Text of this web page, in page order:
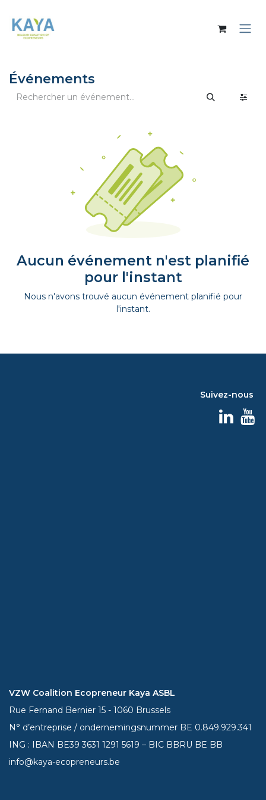
Événements
Aucun événement n'est planifié
pour l'instant
Nous n'avons trouvé aucun événement planifié pour
l'instant.
Suivez-nous
VZW Coalition Ecopreneur Kaya ASBL
Rue Fernand Bernier 15 - 1060 Brussels
N° d’entreprise / ondernemingsnummer BE 0.849.929.341
ING : IBAN BE393631 1291 5619 – BIC BBRU BE BB
info@kaya-ecopreneurs.be